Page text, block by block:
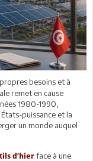
besoins et à
remet en cause
1980-1990,
puissance et la
un monde auquel
d’hier face à une